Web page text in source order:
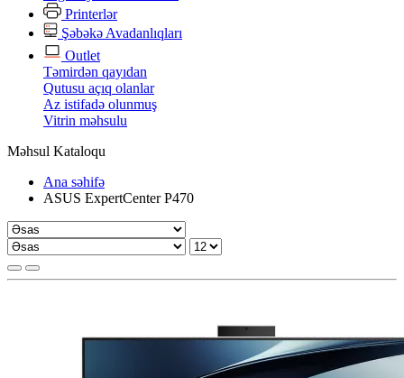
Printerlər
Şəbəkə Avadanlıqları
Outlet
Təmirdən qayıdan
Qutusu açıq olanlar
Az istifadə olunmuş
Vitrin məhsulu
Məhsul Kataloqu
Ana səhifə
ASUS ExpertCenter P470